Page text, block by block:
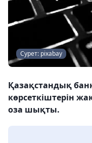
Сурет: pixabay
Қазақстандық
көрсеткіштерін
оза шықты.